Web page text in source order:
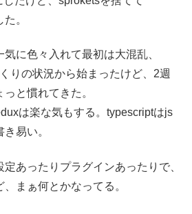
。
に色々入れて最初は大混乱、
りの状況から始まったけど、2週
と慣れてきた。
は楽な気もする。typescriptはjs
易い。
あったりプラグインあったりで、
まぁ何とかなってる。